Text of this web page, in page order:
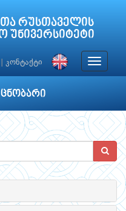
რუსთაველის
უნივერსიტეტი
კონტაქტი
Toggle